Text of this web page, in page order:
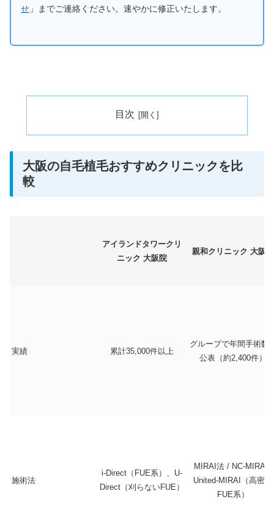
せ 」までご連絡ください。速やかに修正いたします。
目次
大阪の自毛植毛おすすめクリニックを比
較
アイランドタワークリ
ニック 大阪院
親和クリニック 大阪院
実績 累計35,000件以上
グループで年間手術数
公表（約2,400件）
施術法
i-Direct（FUE系）、U-
Direct（刈らないFUE）
MIRAI法 / NC-MIRAI /
United-MIRAI（高密度
FUE系）